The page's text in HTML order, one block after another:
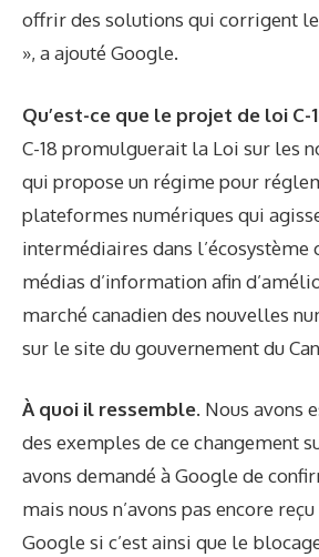
offrir des solutions qui corrigent
», a ajouté Google.
Qu’est-ce que le projet de loi C-
C-18 promulguerait la Loi sur les
qui propose un régime pour
plateformes numériques qui
intermédiaires dans l’écosystème
médias d’information afin
marché canadien des nouvelles
sur le site du gouvernement du
À quoi il ressemble. Nous avons
des exemples de ce changement
avons demandé à Google de
mais nous n’avons pas encore
Google si c’est ainsi que le